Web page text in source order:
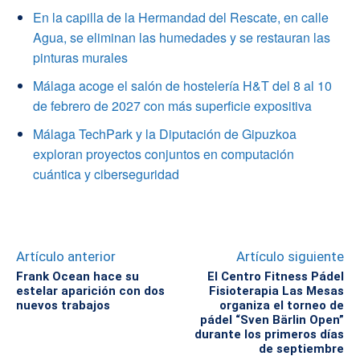
En la capilla de la Hermandad del Rescate, en calle
Agua, se eliminan las humedades y se restauran las
pinturas murales
Málaga acoge el salón de hostelería H&T del 8 al 10
de febrero de 2027 con más superficie expositiva
Málaga TechPark y la Diputación de Gipuzkoa
exploran proyectos conjuntos en computación
cuántica y ciberseguridad
Artículo anterior
Frank Ocean hace su
estelar aparición con dos
nuevos trabajos
Artículo siguiente
El Centro Fitness Pádel
Fisioterapia Las Mesas
organiza el torneo de
pádel “Sven Bärlin Open”
durante los primeros días
de septiembre